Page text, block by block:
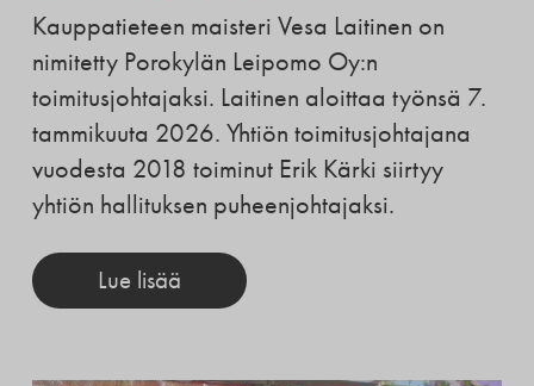
Kauppatieteen maisteri Vesa Laitinen on
nimitetty Porokylän Leipomo Oy:n
toimitusjohtajaksi. Laitinen aloittaa työnsä 7.
tammikuuta 2026. Yhtiön toimitusjohtajana
vuodesta 2018 toiminut Erik Kärki siirtyy
yhtiön hallituksen puheenjohtajaksi.
Lue lisää